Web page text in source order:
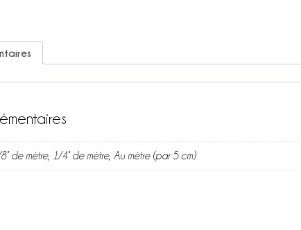
8° de mètre, 1/4° de mètre, Au mètre (par 5 cm)